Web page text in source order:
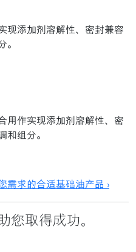
现添加剂溶解性、密封兼容
。
用作实现添加剂溶解性、密
和组分。
需求的合适基础油产品 ›
您取得成功。